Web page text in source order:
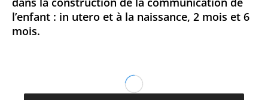
l’enfant : in utero et à la naissance, 2 mois et 6
mois.